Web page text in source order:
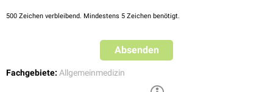
500 Zeichen verbleibend. Mindestens 5 Zeichen benötigt.
Absenden
Fachgebiete: Allgemeinmedizin